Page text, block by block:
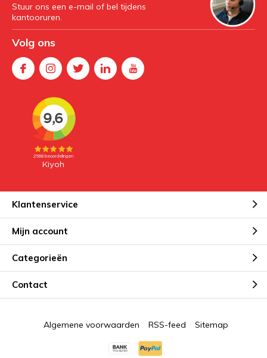
Stuur ons een e-mail of bel tijdens
kantooruren.
Volg ons
Klantenservice
Mijn account
Categorieën
Contact
Algemene voorwaarden RSS-feed Sitemap